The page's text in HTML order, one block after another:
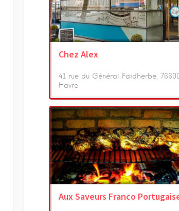
Chez Alex
41 rue du Général Faidherbe,
Havre
Aux Saveurs Franco